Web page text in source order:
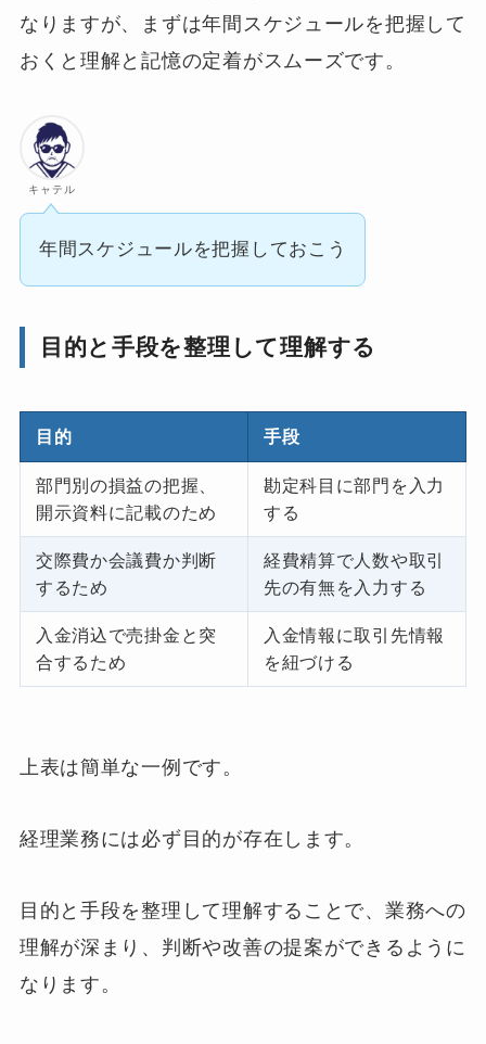
なりますが、まずは年間スケジュールを把握して
おくと理解と記憶の定着がスムーズです。
キャテル
年間スケジュールを把握しておこう
目的と手段を整理して理解する
目的 手段
部門別の損益の把握、
開示資料に記載のため
勘定科目に部門を入力
する
交際費か会議費か判断
するため
経費精算で人数や取引
先の有無を入力する
入金消込で売掛金と突
合するため
入金情報に取引先情報
を紐づける
上表は簡単な一例です。
経理業務には必ず目的が存在します。
目的と手段を整理して理解することで、業務への
理解が深まり、判断や改善の提案ができるように
なります。